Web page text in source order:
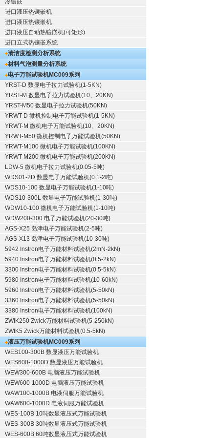
冷镶嵌
进口液压热镶嵌机
进口液压热镶嵌机
进口液压自动热镶嵌机(可矩形)
进口立式热镶嵌系统
清洁度检测分析系统
材料气泡测量分析系统
电子万能试验机MC009系列
YRST-D 数显电子拉力试验机(1-5KN)
YRST-M 数显电子拉力试验机(10、20KN)
YRST-M50 数显电子拉力试验机(50KN)
YRWT-D 微机控制电子万能试验机(1-5KN)
YRWT-M 微机电子万能试验机(10、20KN)
YRWT-M50 微机控制电子万能试验机(50KN)
YRWT-M100 微机电子万能试验机(100KN)
YRWT-M200 微机电子万能试验机(200KN)
LDW-5 微机电子拉力试验机(0.05-5吨)
WDS01-2D 数显电子万能试验机(0.1-2吨)
WDS10-100 数显电子万能试验机(1-10吨)
WDS10-300L 数显电子万能试验机(1-30吨)
WDW10-100 微机电子万能试验机(1-10吨)
WDW200-300 电子万能试验机(20-30吨)
AGS-X25 岛津电子万能试验机(2-5吨)
AGS-X13 岛津电子万能试验机(10-30吨)
5942 Instron电子万能材料试验机(2mN-2kN)
5940 Instron电子万能材料试验机(0.5-2kN)
3300 Instron电子万能材料试验机(0.5-5kN)
5980 Instron电子万能材料试验机(10-60kN)
5960 Instron电子万能材料试验机(5-50kN)
3360 Instron电子万能材料试验机(5-50kN)
3380 Instron电子万能材料试验机(100kN)
ZWIK250 Zwick万能材料试验机(5-250kN)
ZWIK5 Zwick万能材料试验机(0.5-5kN)
液压万能试验机MC009系列
WES100-300B 数显液压万能试验机
WES600-1000D 数显液压万能试验机
WEW300-600B 电脑液压万能试验机
WEW600-1000D 电脑液压万能试验机
WAW100-1000B 电液伺服万能试验机
WAW600-1000D 电液伺服万能试验机
WES-100B 10吨数显液压式万能试验机
WES-300B 30吨数显液压式万能试验机
WES-600B 60吨数显液压式万能试验机